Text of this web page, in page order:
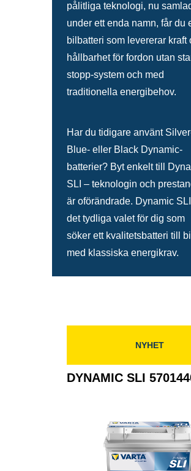
pålitliga teknologi, nu
under ett enda namn, får du
bilbatteri som levererar kraft
hållbarhet för fordon utan
stopp-system och med
traditionella energibehov.
Har du tidigare använt
Blue- eller Black Dynamic-
batterier? Byt enkelt till
SLI – teknologin och
är oförändrade. Dynamic
det tydliga valet för dig som
söker ett kvalitetsbatteri till
med klassiska energikrav.
NYHET
DYNAMIC SLI